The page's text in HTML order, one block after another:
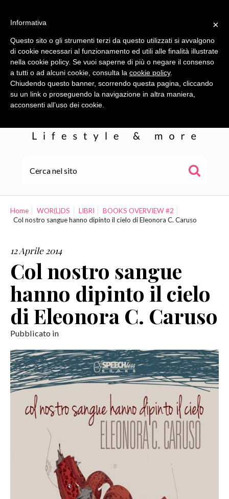
WOR(L)DS
COLLABORAZIONI
CONTATTI
Home WOR(L)DS LIBRI
BOOKS OVERVIEW #2
Col nostro sangue hanno dipinto il cielo di Eleonora C. Caruso
12 Aprile 2014
Col nostro sangue
hanno dipinto il cielo
di Eleonora C. Caruso
Pubblicato in
×
Informativa
Questo sito o gli strumenti terzi da questo utilizzati si avvalgono
di cookie necessari al funzionamento ed utili alle finalità illustrate
nella cookie policy. Se vuoi saperne di più o negare il consenso
a tutti o ad alcuni cookie, consulta la cookie policy.
Chiudendo questo banner, scorrendo questa pagina, cliccando
su un link o proseguendo la navigazione in altra maniera,
acconsenti all’uso dei cookie.